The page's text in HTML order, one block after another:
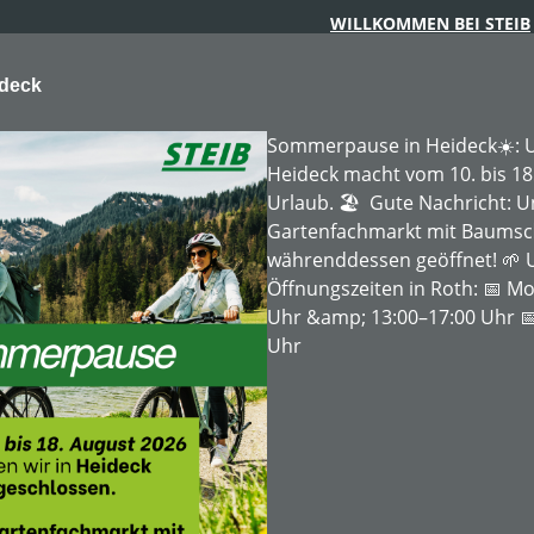
WILLKOMMEN BEI STEIB
FORSTTECHNIK BAUMSCHULE
AWD
Sommerpause in Heideck☀️:
Heideck macht vom 10. bis
Urlaub. 🏖️ Gute Nachricht:
Gartenfachmarkt mit
währenddessen geöffnet! 🌱
Öffnungszeiten in Roth: 📅
Uhr &amp; 13:00–17:00 Uhr
Uhr